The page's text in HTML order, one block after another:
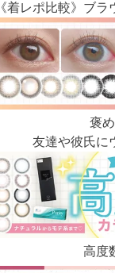
《着レポ比較》ブ
褒
友達や彼氏に
高度